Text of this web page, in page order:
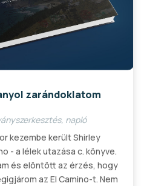
zarándoklatom
, napló
kezembe került Shirley
- a lélek utazása c. könyve.
és elöntött az érzés, hogy
az El Camino-t. Nem